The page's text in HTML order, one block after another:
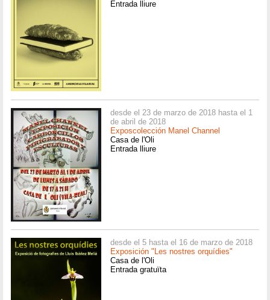
Entrada lliure
desde el 23 de marzo de 2018 hasta el 1
de abril de 2018
Exposcolección Manel Channel
Casa de l'Oli
Entrada lliure
desde el 5 hasta el 16 de marzo de 2018
Exposición "Les nostres orquídies"
Casa de l'Oli
Entrada gratuïta